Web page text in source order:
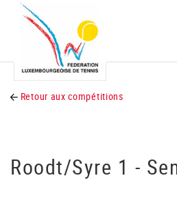
Retour aux compétitions
Roodt/Syre 1 -